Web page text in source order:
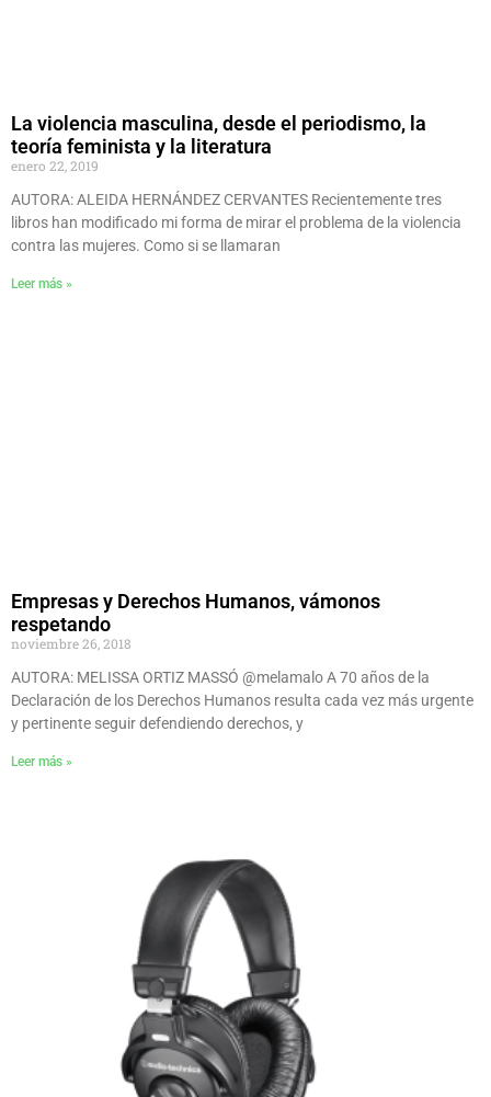
La violencia masculina, desde el periodismo, la
teoría feminista y la literatura
enero 22, 2019
AUTORA: ALEIDA HERNÁNDEZ CERVANTES Recientemente tres
libros han modificado mi forma de mirar el problema de la violencia
contra las mujeres. Como si se llamaran
Leer más »
Empresas y Derechos Humanos, vámonos
respetando
noviembre 26, 2018
AUTORA: MELISSA ORTIZ MASSÓ @melamalo A 70 años de la
Declaración de los Derechos Humanos resulta cada vez más urgente
y pertinente seguir defendiendo derechos, y
Leer más »